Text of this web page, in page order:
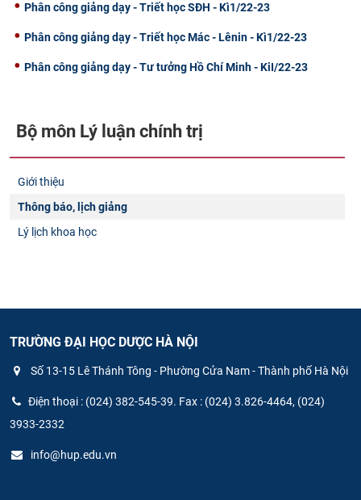
Phân công giảng dạy - Triết học SĐH - Kì1/22-23
Phân công giảng dạy - Triết học Mác - Lênin - Kì1/22-23
Phân công giảng dạy - Tư tưởng Hồ Chí Minh - KiI/22-23
Bộ môn Lý luận chính trị
Giới thiệu
Thông báo, lịch giảng
Lý lịch khoa học
TRƯỜNG ĐẠI HỌC DƯỢC HÀ NỘI
Số 13-15 Lê Thánh Tông - Phường Cửa Nam - Thành phố Hà Nội
Điện thoại : (024) 382-545-39. Fax : (024) 3.826-4464, (024)
3933-2332
info@hup.edu.vn